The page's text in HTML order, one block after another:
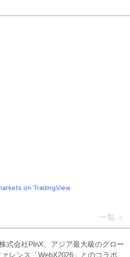
on TradingView
一覧
式会社PlnX、アジア最大級のグロー
レンス「WebX2026」とのコラボ